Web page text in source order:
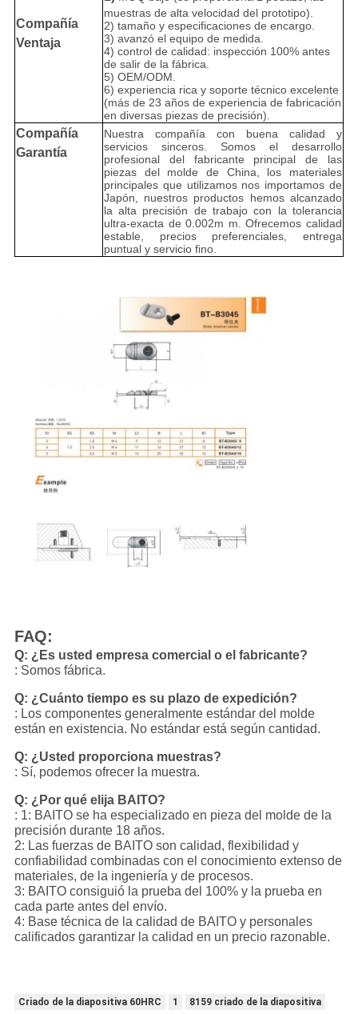
Compañía
Ventaja
muestras de alta velocidad del prototipo).
2) tamaño y especificaciones de encargo.
3) avanzó el equipo de medida.
4) control de calidad: inspección 100% antes
de salir de la fábrica.
5) OEM/ODM.
6) experiencia rica y soporte técnico excelente
(más de 23 años de experiencia de fabricación
en diversas piezas de precisión).
Compañía
Garantía
Nuestra compañía con buena calidad y
servicios sinceros. Somos el desarrollo
profesional del fabricante principal de las
piezas del molde de China, los materiales
principales que utilizamos nos importamos de
Japón, nuestros productos hemos alcanzado
la alta precisión de trabajo con la tolerancia
ultra-exacta de 0.002m m. Ofrecemos calidad
estable, precios preferenciales, entrega
puntual y servicio fino.
FAQ:
Q: ¿Es usted empresa comercial o el fabricante?
: Somos fábrica.
Q: ¿Cuánto tiempo es su plazo de expedición?
: Los componentes generalmente estándar del molde
están en existencia. No estándar está según cantidad.
Q: ¿Usted proporciona muestras?
: Sí, podemos ofrecer la muestra.
Q: ¿Por qué elija BAITO?
: 1: BAITO se ha especializado en pieza del molde de la
precisión durante 18 años.
2: Las fuerzas de BAITO son calidad, flexibilidad y
confiabilidad combinadas con el conocimiento extenso de
materiales, de la ingeniería y de procesos.
3: BAITO consiguió la prueba del 100% y la prueba en
cada parte antes del envío.
4: Base técnica de la calidad de BAITO y personales
calificados garantizar la calidad en un precio razonable.
Criado de la diapositiva 60HRC 1 8159 criado de la diapositiva